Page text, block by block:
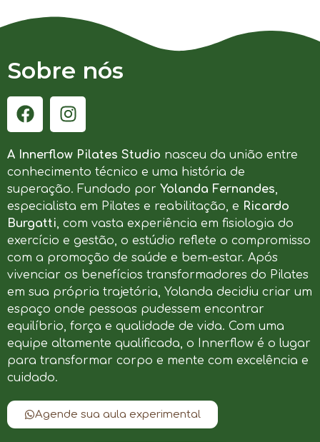
Sobre nós
A Innerflow Pilates Studio nasceu da união entre
conhecimento técnico e uma história de
superação. Fundado por Yolanda Fernandes,
especialista em Pilates e reabilitação, e Ricardo
Burgatti, com vasta experiência em fisiologia do
exercício e gestão, o estúdio reflete o compromisso
com a promoção de saúde e bem-estar. Após
vivenciar os benefícios transformadores do Pilates
em sua própria trajetória, Yolanda decidiu criar um
espaço onde pessoas pudessem encontrar
equilíbrio, força e qualidade de vida. Com uma
equipe altamente qualificada, o Innerflow é o lugar
para transformar corpo e mente com excelência e
cuidado.
Agende sua aula experimental